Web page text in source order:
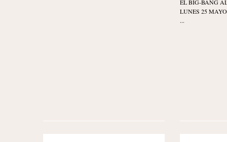
EL BIG-BANG
LUNES 25 MAYO
...